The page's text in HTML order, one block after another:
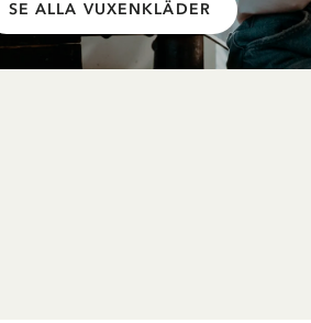
SE ALLA VUXENKLÄDER
549.00 SEK